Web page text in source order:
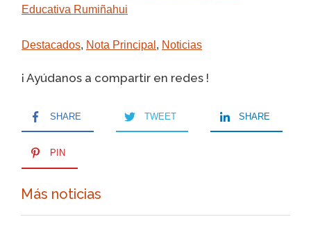
Educativa Rumiñahui
Destacados, Nota Principal , Noticias
¡ Ayúdanos a compartir en redes !
SHARE TWEET SHARE
PIN
Más noticias